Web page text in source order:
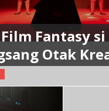
Fantasy si
Otak